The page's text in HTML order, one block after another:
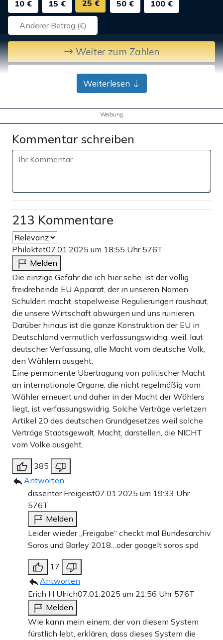
10 € 15 € 25 € 50 € 100 €
Weiter zum Zahlen
Bank-Überweisung
Weiterlesen
Werbung
Kommentar schreiben
213 Kommentare
Philoktet07.01.2025 um 18:55 Uhr 576T
Melden
Die einzige Gefahr die ich hier sehe, ist der völlig
freidrehende EU Apparat, der in unseren Namen
Schulden macht, stapelweise Regulierungen raushaut,
die unsere Wirtschaft abwürgen und uns ruinieren.
Darüber hinaus ist die ganze Konstruktion der EU in
Deutschland vermutlich verfassungswidrig, weil, laut
deutscher Verfassung, alle Macht vom deutsche Volk,
den Wählern ausgeht.
Eine permanente Übertragung von politischer Macht
an internationale Organe, die nicht regelmäßig vom
Wähler erneuert und daher in der Macht der Wählers
liegt, ist verfassungswidrig. Solche Verträge verletzen
Artikel 20 des deutschen Grundgesetzes weil solche
Verträge Staatsgewalt, Macht, darstellen, die NICHT
vom Volke ausgeht.
385
Antworten
dissenter Freigeist07.01.2025 um 19:33 Uhr
576T
Melden
Leider wieder „Freigabe“ checkt mal Bundesarchiv
Soros und Barley 2018…oder googelt soros spd
17
Antworten
Erich H Ulrich07.01.2025 um 21:56 Uhr 576T
Melden
Wie kann mein einem, der von diesem System
fürstlich lebt, erklären, dass dieses System die